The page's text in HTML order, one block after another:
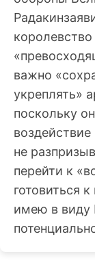
важно
укреплять»
поскольку
не
перейти к
готовиться
имею в виду